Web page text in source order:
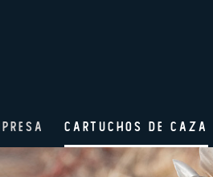
CARTUCHOS DE CAZA